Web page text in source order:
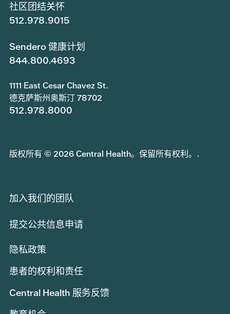
社区团结关怀
512.978.9015
Sendero 健康计划
844.800.4693
1111 East Cesar Chavez St.
德克萨斯州奥斯汀 78702
512.978.8000
版权所有 © 2026 Central Health。保留所有权利。.
加入我们的团队
提交公共信息申请
隐私政策
患者的权利和责任
Central Health 服务反馈